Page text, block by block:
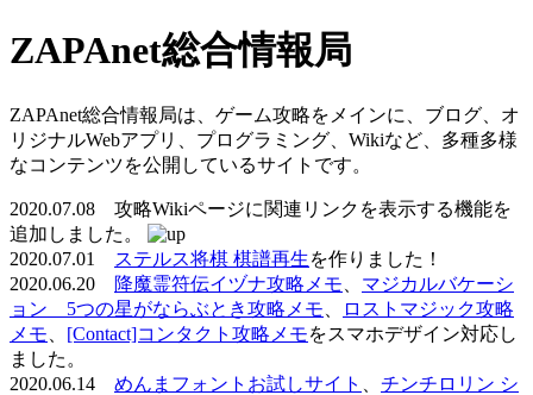
ZAPAnet総合情報局
ZAPAnet総合情報局は、ゲーム攻略をメインに、ブログ、オ
リジナルWebアプリ、プログラミング、Wikiなど、多種多様
なコンテンツを公開しているサイトです。
2020.07.08 攻略Wikiページに関連リンクを表示する機能を
追加しました。
2020.07.01
ステルス将棋 棋譜再生を作りました！
2020.06.20
降魔霊符伝イヅナ攻略メモ
マジカルバケーシ
ョン 5つの星がならぶとき攻略メモ
ロストマジック攻略
メモ
[Contact]コンタクト攻略メモをスマホデザイン対応し
ました。
2020.06.14 めんまフォントお試しサイト
チンチロリン シ